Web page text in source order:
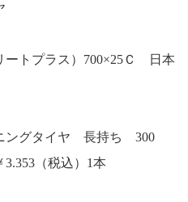
トプラス）700×25Ｃ 日本
ングタイヤ 長持ち 300
（税込）1本